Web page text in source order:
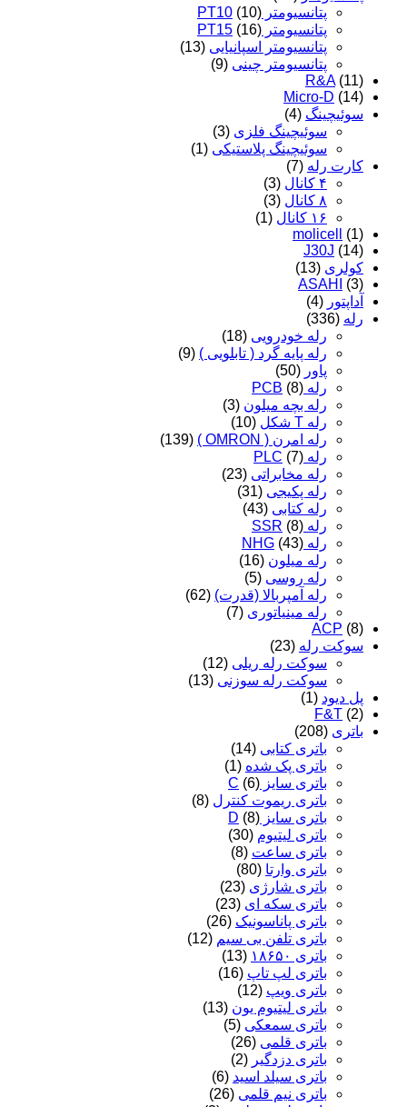
پتانسیومتر PT10 (10)
پتانسیومتر PT15 (16)
پتانسیومتر اسپانیایی (13)
پتانسیومتر چینی (9)
R&A (11)
Micro-D (14)
سوئیچینگ (4)
سوئیچینگ فلزی (3)
سوئیچینگ پلاستیکی (1)
کارت رله (7)
۴ کانال
(3)
۸ کانال
(3)
۱۶ کانال
(1)
molicell
(1)
J30J (14)
کولری (13)
ASAHI
(3)
آداپتور (4)
رله (336)
رله خودرویی (18)
رله پایه گرد ( تابلویی ) (9)
پاور (50)
رله PCB (8)
رله بچه میلون (3)
رله T شکل
(10)
رله امرن ( OMRON )
(139)
رله PLC (7)
رله مخابراتی (23)
رله پکیجی (31)
رله کتابی (43)
رله SSR (8)
رله NHG (43)
رله میلون (16)
رله روسی (5)
رله آمپربالا (قدرت) (62)
رله مینیاتوری (7)
ACP (8)
سوکت رله (23)
سوکت رله ریلی (12)
سوکت رله سوزنی (13)
پل دیود (1)
F&T (2)
باتری (208)
باتری کتابی (14)
باتری پک شده (1)
باتری سایز C (6)
باتری ریموت کنترل (8)
باتری سایز D (8)
باتری لیتیوم (30)
باتری ساعت (8)
باتری وارتا (80)
باتری شارژی (23)
باتری سکه ای (23)
باتری پاناسونیک (26)
باتری تلفن بی سیم (12)
باتری ۱۸۶۵۰
(13)
باتری لپ تاپ (16)
باتری ویپ (12)
باتری لیتیوم یون (13)
باتری سمعکی (5)
باتری قلمی (26)
باتری دزدگیر (2)
باتری سیلد اسید (6)
باتری نیم قلمی (26)